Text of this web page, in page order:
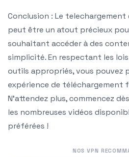
Conclusion : Le
peut être un atout précieux
souhaitant accéder à des
simplicité. En respectant les
outils appropriés, vous pouvez
expérience de téléchargement
N’attendez plus, commencez
les nombreuses vidéos
préférées !
NOS VPN